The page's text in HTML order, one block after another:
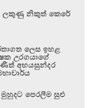
ලකුණු නිකුත් කෙරේ
ලෙස ඉහළ
උරගයාගේ
අභයසුන්දර
පෙරලීම සුළු